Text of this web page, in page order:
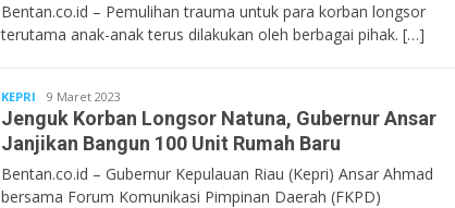
Bentan.co.id – Pemulihan trauma untuk para korban longsor
terutama anak-anak terus dilakukan oleh berbagai pihak. […]
KEPRI Bentan.co.id
9 Maret 2023
Jenguk Korban Longsor Natuna, Gubernur Ansar
Janjikan Bangun 100 Unit Rumah Baru
Bentan.co.id – Gubernur Kepulauan Riau (Kepri) Ansar Ahmad
bersama Forum Komunikasi Pimpinan Daerah (FKPD)